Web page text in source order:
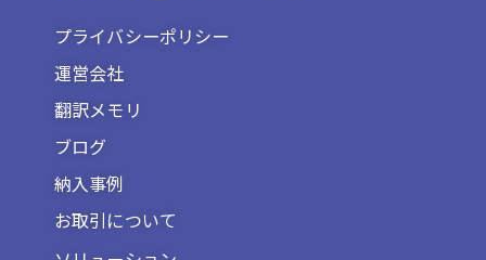
プライバシーポリシー
運営会社
翻訳メモリ
ブログ
納入事例
お取引について